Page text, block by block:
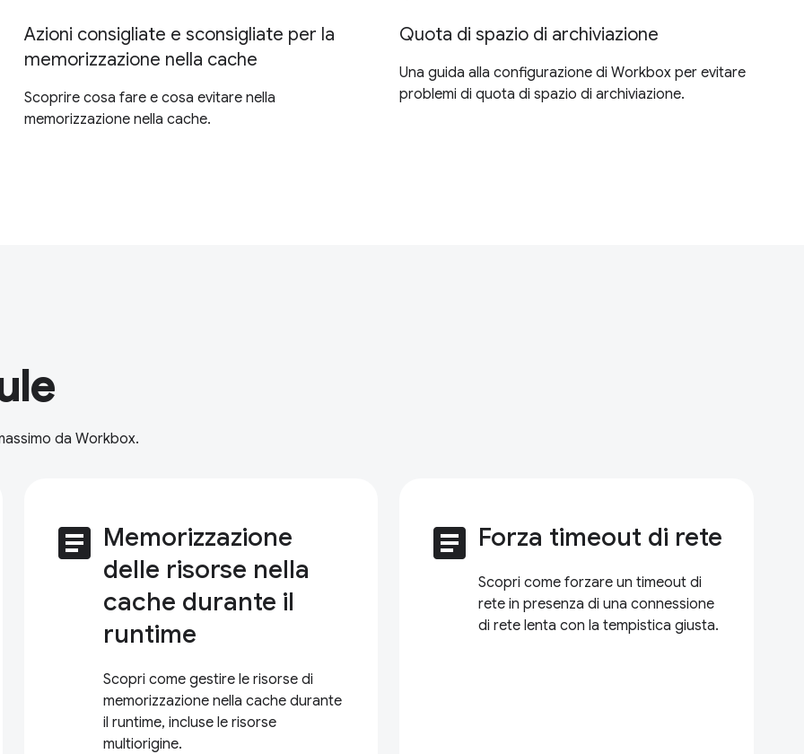
Azioni consigliate e sconsigliate per la
memorizzazione nella cache
Scoprire cosa fare e cosa evitare nella
memorizzazione nella cache.
Quota di spazio di archiviazione
Una guida alla configurazione di Workbox per evitare
problemi di quota di spazio di archiviazione.
da Workbox.
article Memorizzazione
delle risorse nella
cache durante il
runtime
Scopri come gestire le risorse di
memorizzazione nella cache durante
il runtime, incluse le risorse
multiorigine.
article Forza timeout di rete
Scopri come forzare un timeout di
rete in presenza di una connessione
di rete lenta con la tempistica giusta.